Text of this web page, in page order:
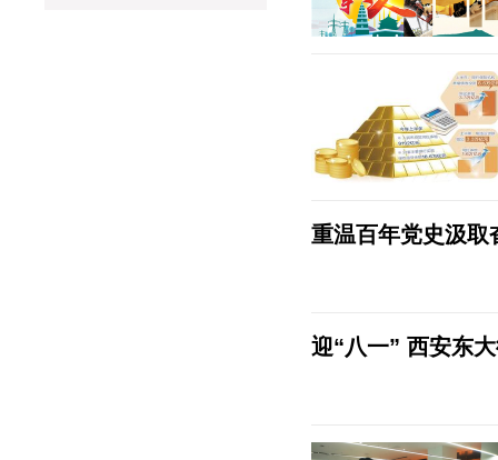
重温百年党史汲取
迎“八一” 西安东